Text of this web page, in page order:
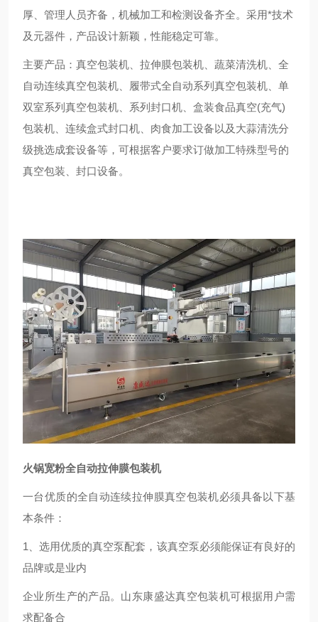
厚、管理人员齐备，机械加工和检测设备齐全。采用*技术
及元器件，产品设计新颖，性能稳定可靠。
主要产品：真空包装机、拉伸膜包装机、蔬菜清洗机、全
自动连续真空包装机、履带式全自动系列真空包装机、单
双室系列真空包装机、系列封口机、盒装食品真空(充气)
包装机、连续盒式封口机、肉食加工设备以及大蒜清洗分
级挑选成套设备等，可根据客户要求订做加工特殊型号的
真空包装、封口设备。
火锅宽粉全自动拉伸膜包装机
一台优质的全自动连续拉伸膜真空包装机必须具备以下基
本条件：
1
、选用优质的真空泵配套，该真空泵必须能保证有良好的
品牌或是业内
企业所生产的产品。山东康盛达真空包装机可根据用户需
求配备合